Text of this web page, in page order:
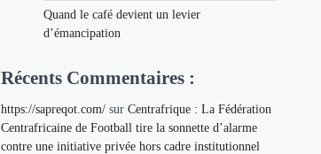
Quand le café devient un levier
d’émancipation
Récents Commentaires :
https://sapreqot.com/ sur Centrafrique : La Fédération
Centrafricaine de Football tire la sonnette d’alarme
contre une initiative privée hors cadre institutionnel